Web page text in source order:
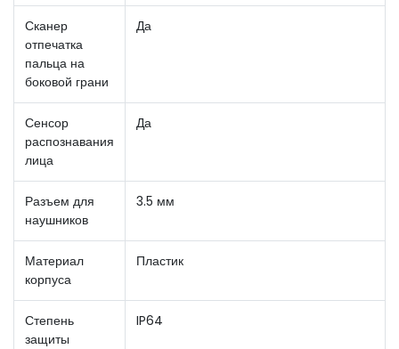
Сканер
отпечатка
пальца на
боковой грани
Да
Сенсор
распознавания
лица
Да
Разъем для
наушников
3.5 мм
Материал
корпуса
Пластик
Степень
защиты
IP64